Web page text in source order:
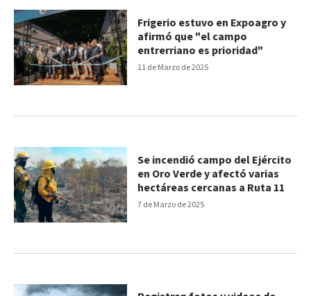
11 de Marzo de 2025
Frigerio estuvo en Expoagro y
afirmó que "el campo
entrerriano es prioridad"
7 de Marzo de 2025
Se incendió campo del Ejército
en Oro Verde y afectó varias
hectáreas cercanas a Ruta 11